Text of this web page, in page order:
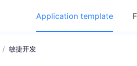
Application template
/ 敏捷开发